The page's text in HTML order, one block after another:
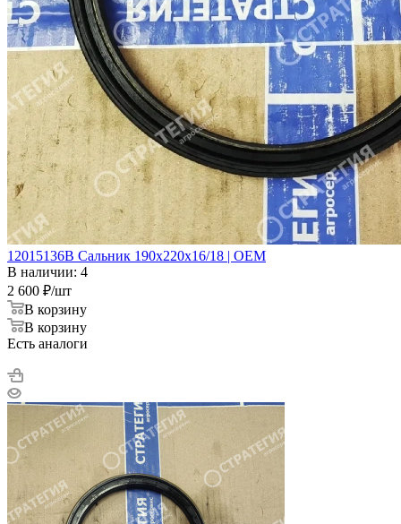
12015136В Сальник 190x220x16/18 | OEM
В наличии: 4
2 600 ₽/шт
В корзину
В корзину
Есть аналоги